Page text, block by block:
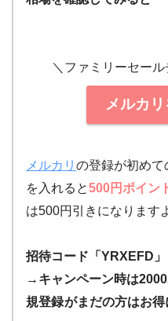
＼ファミリーセー
メルカ
メルカリ の登録が初めて
を入れると500円ポイン
は500円引きになります
招待コード「YRXEFD」
→キャンペーン時は
規登録がまだの方はお得